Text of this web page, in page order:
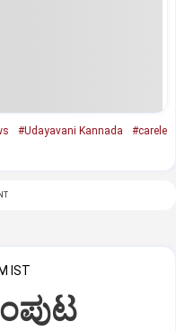
#Udayavani Kannada
#carele
IST